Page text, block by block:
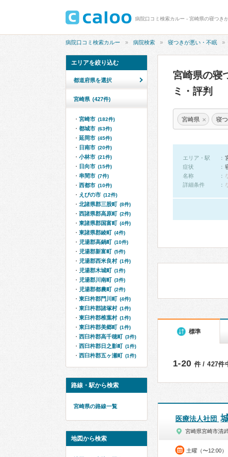
病院口コミ検索カルー - 宮崎県の寝つき
病院口コミ検索カルー 病院検索 寝つきが悪い・不眠
宮崎県の寝
ミ・評判
宮崎県 × 寝
エリア・駅
症状
名称
詳細条件
標準
1-20 件 / 427件
医療法人社団
宮崎県宮崎市清
土曜（〜12:00）
エリアを絞り込む
都道府県を選択
宮崎県 (427件)
宮崎市 (182件)
都城市 (63件)
延岡市 (45件)
日南市 (20件)
小林市 (21件)
日向市 (15件)
串間市 (7件)
西都市 (10件)
えびの市 (12件)
北諸県郡三股町 (8件)
西諸県郡高原町 (2件)
東諸県郡国富町 (4件)
東諸県郡綾町 (4件)
児湯郡高鍋町 (10件)
児湯郡新富町 (5件)
児湯郡西米良村 (1件)
児湯郡木城町 (1件)
児湯郡川南町 (3件)
児湯郡都農町 (2件)
東臼杵郡門川町 (4件)
東臼杵郡諸塚村 (1件)
東臼杵郡椎葉村 (1件)
東臼杵郡美郷町 (1件)
西臼杵郡高千穂町 (3件)
西臼杵郡日之影町 (1件)
西臼杵郡五ヶ瀬町 (1件)
路線・駅から検索
宮崎県の路線一覧
地図から検索